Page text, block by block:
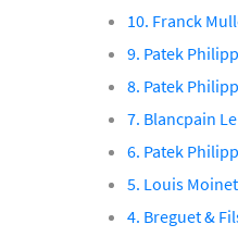
10. Franck
9. Patek
8. Patek
7. Blancpain
6. Patek
5. Louis
4. Breguet &